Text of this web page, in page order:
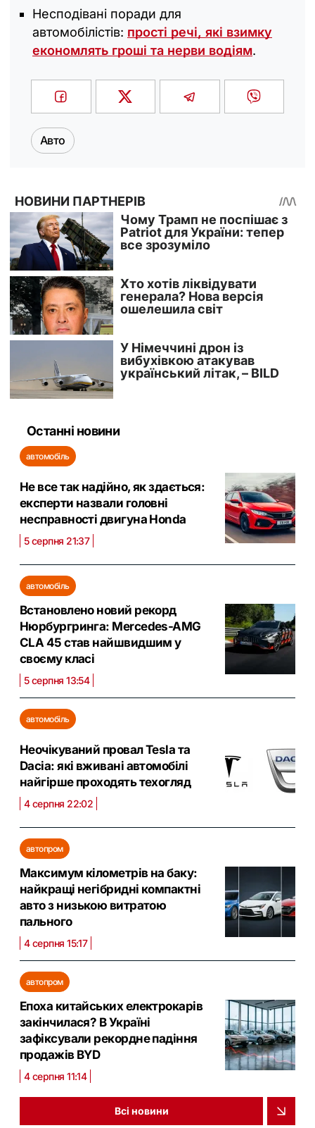
Несподівані поради для
автомобілістів: прості речі, які взимку
економлять гроші та нерви водіям.
Авто
Останні новини
автомобіль
Не все так надійно, як здається:
експерти назвали головні
несправності двигуна Honda
5 серпня 21:37
автомобіль
Встановлено новий рекорд
Нюрбургринга: Mercedes-AMG
CLA 45 став найшвидшим у
своєму класі
5 серпня 13:54
автомобіль
Неочікуваний провал Tesla та
Dacia: які вживані автомобілі
найгірше проходять техогляд
4 серпня 22:02
автопром
Максимум кілометрів на баку:
найкращі негібридні компактні
авто з низькою витратою
пального
4 серпня 15:17
автопром
Епоха китайських електрокарів
закінчилася? В Україні
зафіксували рекордне падіння
продажів BYD
4 серпня 11:14
Всі новини